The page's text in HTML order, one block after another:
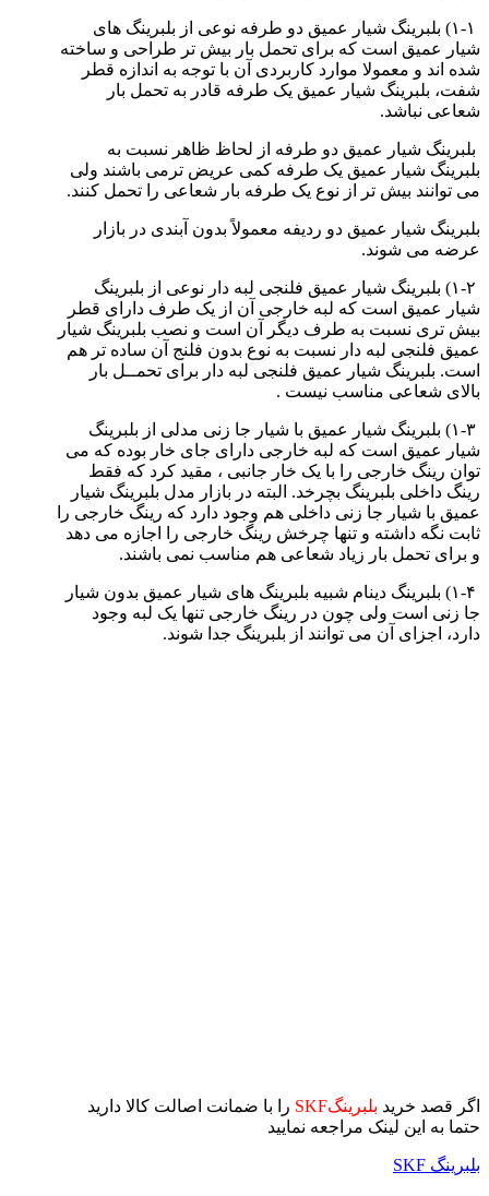
۱-۱) بلبرینگ شیار عمیق دو طرفه نوعی از بلبرینگ‌ های
شیار عمیق است که برای تحمل بار بیش تر طراحی و ساخته
شده‌ اند و معمولا موارد کاربردی آن با توجه به اندازه قطر
شفت، بلبرینگ شیار عمیق یک طرفه قادر به تحمل بار
شعاعی نباشد.
بلبرینگ شیار عمیق دو طرفه از لحاظ ظاهر نسبت به
بلبرینگ شیار عمیق یک طرفه کمی عریض‌ ترمی باشند ولی
می توانند بیش تر از نوع یک طرفه بار شعاعی را تحمل کنند.
بلبرینگ شیار عمیق دو ردیفه معمولاً بدون آبندی در بازار
عرضه می‌ شوند.
۱-۲) بلبرینگ شیار عمیق فلنجی لبه دار نوعی از بلبرینگ
شیار عمیق است که لبه خارجی آن از یک طرف دارای قطر
بیش تری نسبت به طرف دیگر آن است و نصب بلبرینگ شیار
عمیق فلنجی لبه دار نسبت به نوع بدون فلنج آن ساده‌ تر هم
است. بلبرینگ شیار عمیق فلنجی لبه دار برای تحمــل بار
بالای شعاعی مناسب نیست .
۱-۳) بلبرینگ شیار عمیق با شیار جا زنی مدلی از بلبرینگ
شیار عمیق است که لبه خارجی دارای جای خار بوده که می‌
توان رینگ خارجی را با یک خار جانبی ، مقید کرد که فقط
رینگ داخلی بلبرینگ بچرخد. البته در بازار مدل بلبرینگ شیار
عمیق با شیار جا زنی داخلی هم وجود دارد که رینگ خارجی را
ثابت نگه داشته و تنها چرخش رینگ خارجی را اجازه می‌ دهد
و برای تحمل بار زیاد شعاعی هم مناسب نمی باشند.
۱-۴) بلبرینگ دینام شبیه بلبرینگ‌ های شیار عمیق بدون شیار
جا زنی است ولی چون در رینگ خارجی تنها یک لبه وجود
دارد، اجزای آن می‌ توانند از بلبرینگ جدا شوند.
اگر قصد خرید بلبرینگSKF
را با ضمانت اصالت کالا دارید
حتما به این لینک مراجعه نمایید
بلبرینگ SKF